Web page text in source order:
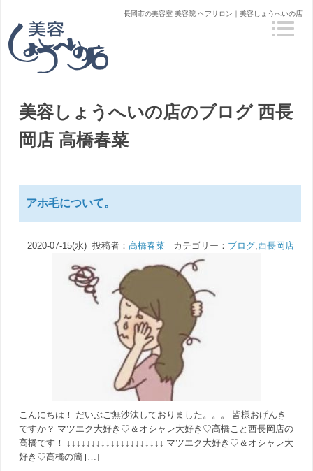
長岡市の美容室 美容院 ヘアサロン｜美容しょうへいの店
美容しょうへいの店のブログ西長
岡店 高橋春菜
アホ毛について。
2020-07-15(水) 投稿者： 高橋春菜カテゴリー： ブログ,西長岡店
こんにちは！ だいぶご無沙汰しておりました。。。 皆様おげんき
ですか？ マツエク大好き♡＆オシャレ大好き♡高橋こと西長岡店の
高橋です！ ↓↓↓↓↓↓↓↓↓↓↓↓↓↓↓↓↓↓↓↓ マツエク大好き♡＆オシャレ大
好き♡高橋の簡 […]